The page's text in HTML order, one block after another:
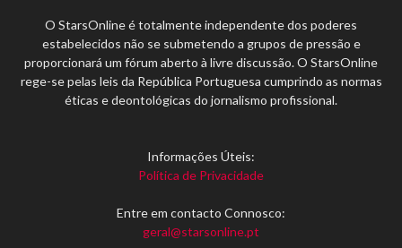
O StarsOnline é totalmente independente dos poderes
estabelecidos não se submetendo a grupos de pressão e
proporcionará um fórum aberto à livre discussão. O StarsOnline
rege-se pelas leis da República Portuguesa cumprindo as normas
éticas e deontológicas do jornalismo profissional.
Informações Úteis:
Política de Privacidade
Entre em contacto Connosco:
geral@starsonline.pt